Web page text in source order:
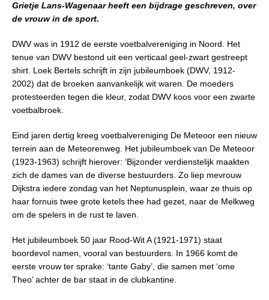
Grietje Lans-Wagenaar heeft een bijdrage geschreven, over
de vrouw in de sport.
DWV was in 1912 de eerste voetbalvereniging in Noord. Het
tenue van DWV bestond uit een verticaal geel-zwart gestreept
shirt. Loek Bertels schrijft in zijn jubileumboek (DWV, 1912-
2002) dat de broeken aanvankelijk wit waren. De moeders
protesteerden tegen die kleur, zodat DWV koos voor een zwarte
voetbalbroek.
Eind jaren dertig kreeg voetbalvereniging De Meteoor een nieuw
terrein aan de Meteorenweg. Het jubileumboek van De Meteoor
(1923-1963) schrijft hierover: ‘Bijzonder verdienstelijk maakten
zich de dames van de diverse bestuurders. Zo liep mevrouw
Dijkstra iedere zondag van het Neptunusplein, waar ze thuis op
haar fornuis twee grote ketels thee had gezet, naar de Melkweg
om de spelers in de rust te laven.
Het jubileumboek 50 jaar Rood-Wit A (1921-1971) staat
boordevol namen, vooral van bestuurders. In 1966 komt de
eerste vrouw ter sprake: ‘tante Gaby’, die samen met ‘ome
Theo’ achter de bar staat in de clubkantine.